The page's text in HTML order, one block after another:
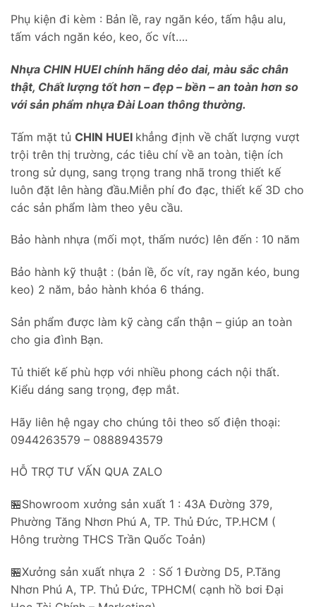
Phụ kiện đi kèm : Bản lề, ray ngăn kéo, tấm hậu alu,
tấm vách ngăn kéo, keo, ốc vít….
Nhựa CHIN HUEI chính hãng dẻo dai, màu sắc chân
thật, Chất lượng tốt hơn – đẹp – bền – an toàn hơn so
với sản phẩm nhựa Đài Loan thông thường.
Tấm mặt tủ CHIN HUEI khẳng định về chất lượng vượt
trội trên thị trường, các tiêu chí về an toàn, tiện ích
trong sử dụng, sang trọng trang nhã trong thiết kế
luôn đặt lên hàng đầu.Miễn phí đo đạc, thiết kế 3D cho
các sản phẩm làm theo yêu cầu.
Bảo hành nhựa (mối mọt, thấm nước) lên đến : 10 năm
Bảo hành kỹ thuật : (bản lề, ốc vít, ray ngăn kéo, bung
keo) 2 năm, bảo hành khóa 6 tháng.
Sản phẩm được làm kỹ càng cẩn thận – giúp an toàn
cho gia đình Bạn.
Tủ thiết kế phù hợp với nhiều phong cách nội thất.
Kiểu dáng sang trọng, đẹp mắt.
Hãy liên hệ ngay cho chúng tôi theo số điện thoại:
0944263579 – 0888943579
HỖ TRỢ TƯ VẤN QUA ZALO
🏪Showroom xưởng sản xuất 1 : 43A Đường 379,
Phường Tăng Nhơn Phú A, TP. Thủ Đức, TP.HCM (
Hông trường THCS Trần Quốc Toản)
🏪Xưởng sản xuất nhựa 2 : Số 1 Đường D5, P.Tăng
Nhơn Phú A, TP. Thủ Đức, TPHCM( cạnh hồ bơi Đại